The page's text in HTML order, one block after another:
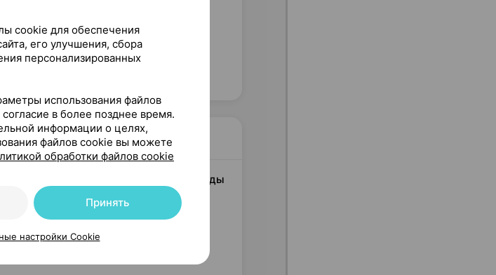
Консьюмер Лайфстайл Нидерланды
cookie для обеспечения
его улучшения, сбора
персонализированных
использования файлов
в более позднее время.
информации о целях,
файлов cookie вы можете
обработки файлов cookie
Принять
настройки Cookie